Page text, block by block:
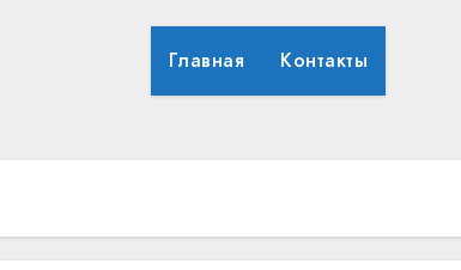
Главная Контакты